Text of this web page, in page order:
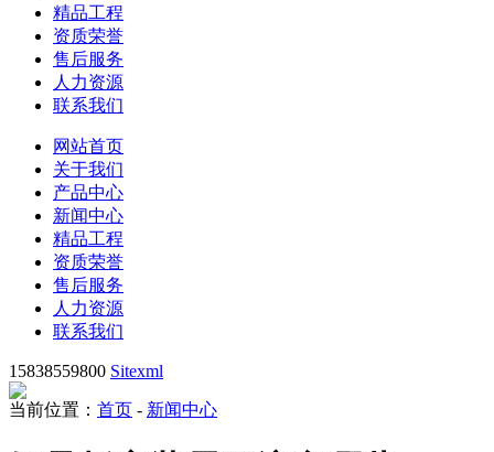
精品工程
资质荣誉
售后服务
人力资源
联系我们
网站首页
关于我们
产品中心
新闻中心
精品工程
资质荣誉
售后服务
人力资源
联系我们
15838559800 Sitexml
当前位置： 首页 - 新闻中心